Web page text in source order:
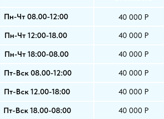
Пн-Чт 08.00-12:00 40 000 Р
Пн-Чт 12:00-18.00 40 000 Р
Пн-Чт 18:00-08.00
Пт-Вск 08.00-12:00
Пт-Вск 12.00-18:00
Пт-Вск 18.00-08:00
40 000 Р
40 000 Р
40 000 Р
40 000 Р